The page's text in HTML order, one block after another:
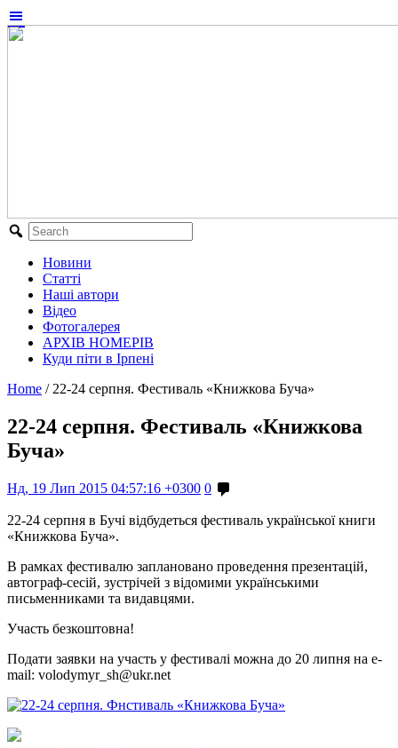
Новини
Статті
Наші автори
Відео
Фотогалерея
АРХІВ НОМЕРІВ
Куди піти в Ірпені
Home / 22-24 серпня. Фестиваль «Книжкова Буча»
22-24 серпня. Фестиваль «Книжкова
Буча»
Нд, 19 Лип 2015 04:57:16 +0300 0
22-24 серпня в Бучі відбудеться фестиваль української книги
«Книжкова Буча».
В рамках фестивалю заплановано проведення презентацій,
автограф-сесій, зустрічей з відомими українськими
письменниками та видавцями.
Участь безкоштовна!
Подати заявки на участь у фестивалі можна до 20 липня на e-
mail: volodymyr_sh@ukr.net